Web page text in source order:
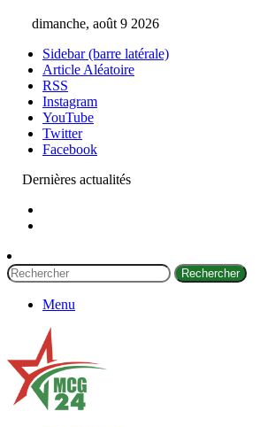
dimanche, août 9 2026
Sidebar (barre latérale)
Article Aléatoire
RSS
Instagram
YouTube
Twitter
Facebook
Dernières actualités
Rechercher
Menu